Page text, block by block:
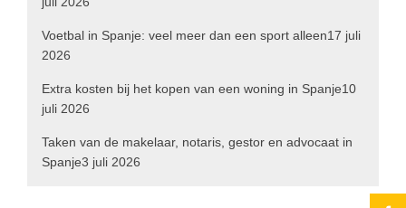
Voetbal in Spanje: veel meer dan een sport alleen17 juli
2026
Extra kosten bij het kopen van een woning in Spanje10
juli 2026
Taken van de makelaar, notaris, gestor en advocaat in
Spanje3 juli 2026